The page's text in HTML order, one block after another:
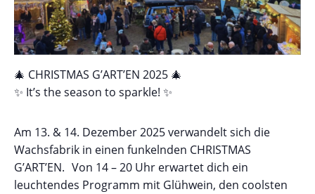
🎄 CHRISTMAS G’ART’EN 2025 🎄
✨ It’s the season to sparkle! ✨
Am 13. & 14. Dezember 2025 verwandelt sich die
Wachsfabrik in einen funkelnden CHRISTMAS
G’ART’EN. Von 14 – 20 Uhr erwartet dich ein
leuchtendes Programm mit Glühwein, den coolsten